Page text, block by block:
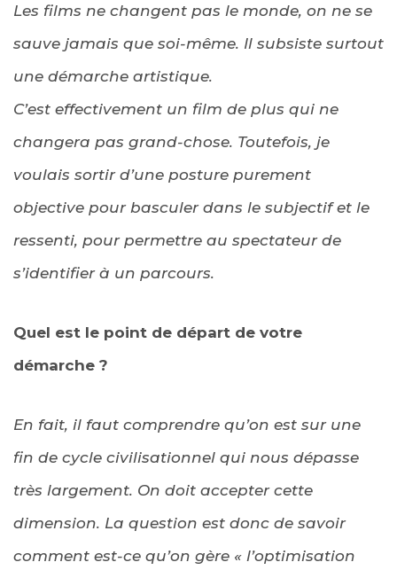
Les films ne changent pas le monde, on ne se
sauve jamais que soi-même. Il subsiste surtout
une démarche artistique.
C’est effectivement un film de plus qui ne
changera pas grand-chose. Toutefois, je
voulais sortir d’une posture purement
objective pour basculer dans le subjectif et le
ressenti, pour permettre au spectateur de
s’identifier à un parcours.
Quel est le point de départ de votre
démarche ?
En fait, il faut comprendre qu’on est sur une
fin de cycle civilisationnel qui nous dépasse
très largement. On doit accepter cette
dimension. La question est donc de savoir
comment est-ce qu’on gère « l’optimisation